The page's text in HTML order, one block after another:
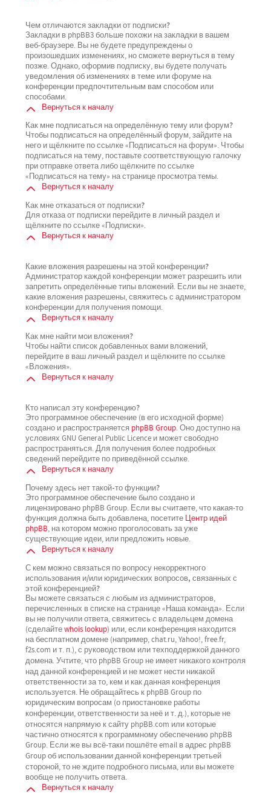
Чем отличаются закладки от подписки?
Закладки в phpBB3 больше похожи на закладки в вашем
веб-браузере. Вы не будете предупреждены о
произошедших изменениях, но сможете вернуться в тему
позже. Однако, оформив подписку, вы будете получать
уведомления об изменениях в теме или форуме на
конференции предпочтительным вам способом или
способами.
Вернуться к началу
Как мне подписаться на определённую тему или форум?
Чтобы подписаться на определённый форум, зайдите на
него и щёлкните по ссылке «Подписаться на форум». Чтобы
подписаться на тему, поставьте соответствующую галочку
при отправке ответа либо щёлкните по ссылке
«Подписаться на тему» на странице просмотра темы.
Вернуться к началу
Как мне отказаться от подписки?
Для отказа от подписки перейдите в личный раздел и
щёлкните по ссылке «Подписки».
Вернуться к началу
Какие вложения разрешены на этой конференции?
Администратор каждой конференции может разрешить или
запретить определённые типы вложений. Если вы не знаете,
какие вложения разрешены, свяжитесь с администратором
конференции для получения помощи.
Вернуться к началу
Как мне найти мои вложения?
Чтобы найти список добавленных вами вложений,
перейдите в ваш личный раздел и щёлкните по ссылке
«Вложения».
Вернуться к началу
Кто написал эту конференцию?
Это программное обеспечение (в его исходной форме)
создано и распространяется phpBB Group. Оно доступно на
условиях GNU General Public Licence и может свободно
распространяться. Для получения более подробных
сведений перейдите по приведённой ссылке.
Вернуться к началу
Почему здесь нет такой-то функции?
Это программное обеспечение было создано и
лицензировано phpBB Group. Если вы считаете, что какая-то
функция должна быть добавлена, посетите Центр идей
phpBB, на котором можно проголосовать за уже
существующие идеи, или предложить новые.
Вернуться к началу
С кем можно связаться по вопросу некорректного
использования и/или юридических вопросов, связанных с
этой конференцией?
Вы можете связаться с любым из администраторов,
перечисленных в списке на странице «Наша команда». Если
вы не получили ответа, свяжитесь с владельцем домена
(сделайтеwhois lookup) или, если конференция находится
на бесплатном домене (например, chat.ru, Yahoo!, free.fr,
f2s.com и т. п.), с руководством или техподдержкой данного
домена. Учтите, что phpBB Group не имеет никакого контроля
над данной конференциейи не может нести никакой
ответственности за то, кем и как данная конференция
используется. Не обращайтесь к phpBB Group по
юридическим вопросам (о приостановке работы
конференции, ответственности за неё и т. д.), которые не
относятся напрямуюк сайту phpBB.com или которые
частично относятся к программному обеспечению phpBB
Group. Если же вы всё-таки пошлёте email в адрес phpBB
Group об использовании данной конференциитретьей
стороной, то не ждите подробного письма, или вы можете
вообще не получить ответа.
Вернуться к началу